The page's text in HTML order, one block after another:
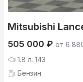
Mitsubishi
505 000 ₽ от 6
1.8 л. 143
Бензин